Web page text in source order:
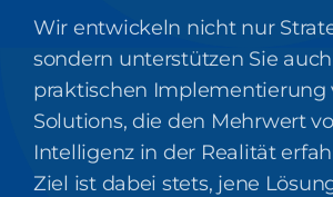
Wir entwickeln nicht nur
sondern unterstützen Sie
praktischen Implementierung
Solutions, die den Mehrwert
Intelligenz in der Realität
Ziel ist dabei stets, jene